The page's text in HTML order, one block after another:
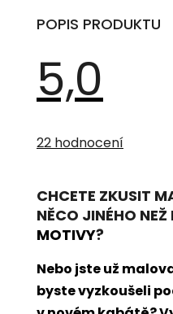
POPIS PRODUKTU
5,0
produktu
5
hvězdiček.
22 hodnocení
CHCETE ZKUSIT
NĚCO JINÉHO NEŽ
MOTIVY?
Nebo jste už
byste vyzkoušeli